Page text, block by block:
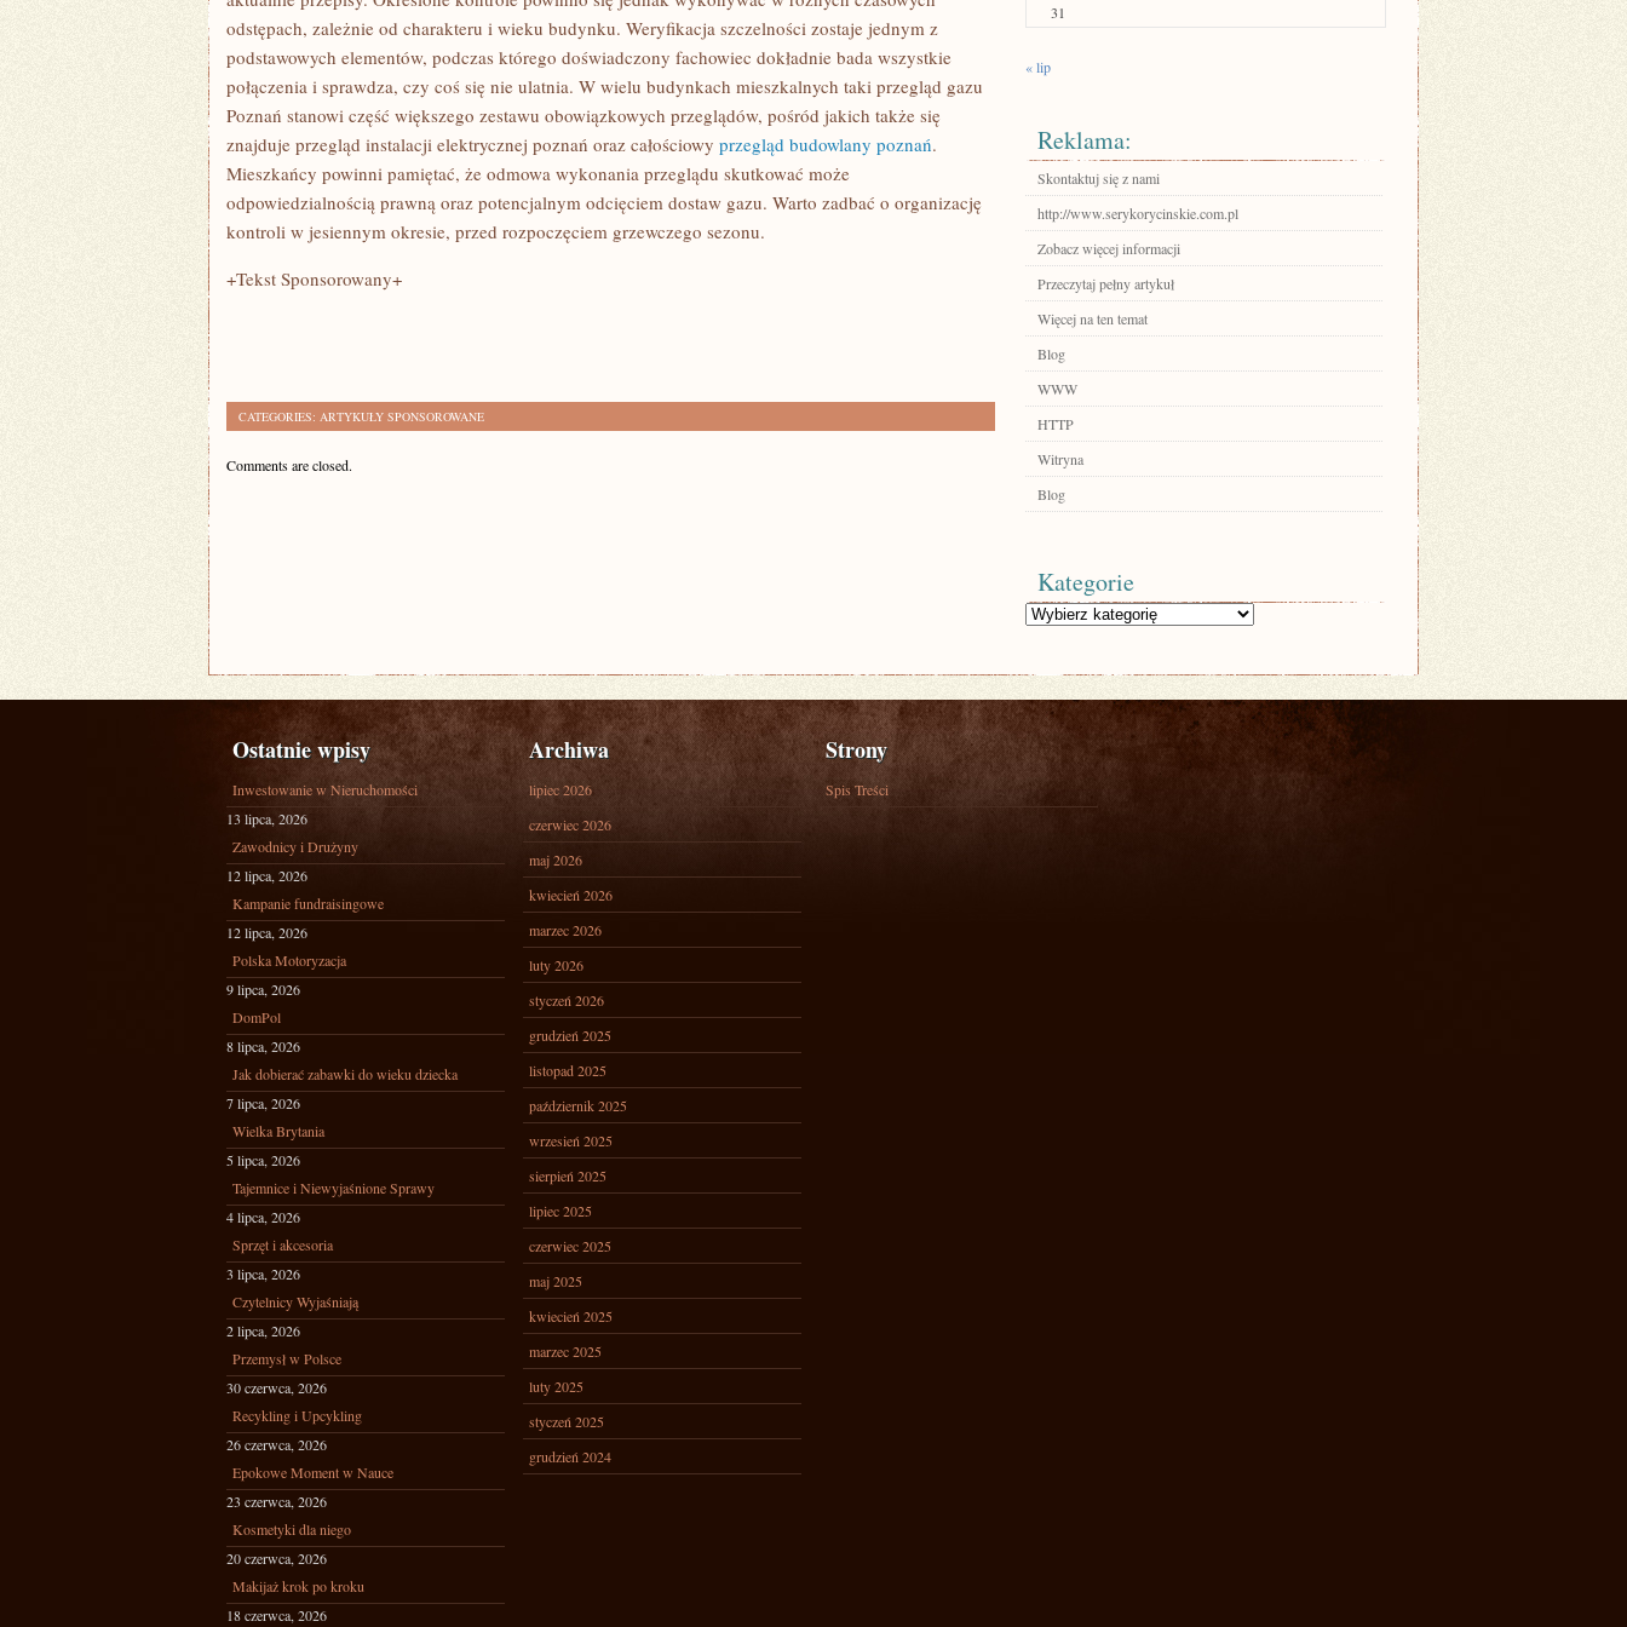
odstępach, zależnie od charakteru i wieku budynku. Weryfikacja szczelności zostaje jednym z
podstawowych elementów, podczas którego doświadczony fachowiec dokładnie bada wszystkie
połączenia i sprawdza, czy coś się nie ulatnia. W wielu budynkach mieszkalnych taki przegląd gazu
Poznań stanowi część większego zestawu obowiązkowych przeglądów, pośród jakich także się
znajduje przegląd instalacji elektrycznej poznań oraz całościowy przegląd budowlany poznań.
Mieszkańcy powinni pamiętać, że odmowa wykonania przeglądu skutkować może
odpowiedzialnością prawną oraz potencjalnym odcięciem dostaw gazu. Warto zadbać o organizację
kontroli w jesiennym okresie, przed rozpoczęciem grzewczego sezonu.
+Tekst Sponsorowany+
CATEGORIES: ARTYKUŁY SPONSOROWANE
Comments are closed.
31
« lip
Reklama:
Skontaktuj się z nami
http://www.serykorycinskie.com.pl
Zobacz więcej informacji
Przeczytaj pełny artykuł
Więcej na ten temat
Blog
WWW
HTTP
Witryna
Blog
Kategorie
Kategorie
Ostatnie wpisy
Inwestowanie w Nieruchomości
13 lipca, 2026
Zawodnicy i Drużyny
12 lipca, 2026
Kampanie fundraisingowe
12 lipca, 2026
Polska Motoryzacja
9 lipca, 2026
DomPol
8 lipca, 2026
Jak dobierać zabawki do wieku dziecka
7 lipca, 2026
Wielka Brytania
5 lipca, 2026
Tajemnice i Niewyjaśnione Sprawy
4 lipca, 2026
Sprzęt i akcesoria
3 lipca, 2026
Czytelnicy Wyjaśniają
2 lipca, 2026
Przemysł w Polsce
30 czerwca, 2026
Recykling i Upcykling
26 czerwca, 2026
Epokowe Moment w Nauce
23 czerwca, 2026
Kosmetyki dla niego
20 czerwca, 2026
Makijaż krok po kroku
18 czerwca, 2026
Archiwa
lipiec 2026
czerwiec 2026
maj 2026
kwiecień 2026
marzec 2026
luty 2026
styczeń 2026
grudzień 2025
listopad 2025
październik 2025
wrzesień 2025
sierpień 2025
lipiec 2025
czerwiec 2025
maj 2025
kwiecień 2025
marzec 2025
luty 2025
styczeń 2025
grudzień 2024
Strony
Spis Treści